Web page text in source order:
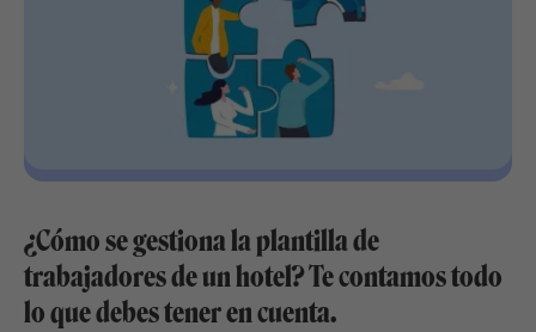
¿Cómo se gestiona la plantilla de
trabajadores de un hotel? Te contamos todo
lo que debes tener en cuenta.